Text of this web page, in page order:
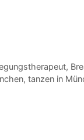
,
, tanzen in